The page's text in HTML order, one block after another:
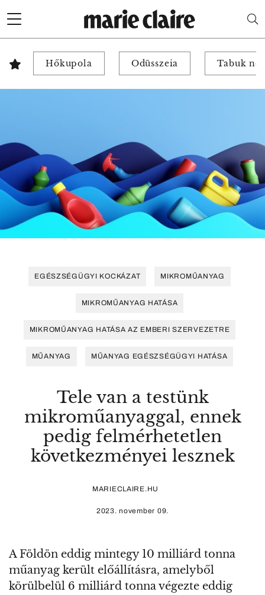
Hőkupola Odüsszeia Tabuk
EGÉSZSÉGÜGYI KOCKÁZAT MIKROMŰANYAG
MIKROMŰANYAG HATÁSA
MIKROMŰANYAG HATÁSA AZ EMBERI SZERVEZETRE
MŰANYAG MŰANYAG EGÉSZSÉGÜGYI HATÁSA
Tele van a testünk
mikroműanyaggal, ennek
pedig felmérhetetlen
következményei lesznek
MARIECLAIRE.HU
2023. november 09.
A Földön eddig mintegy 10 milliárd tonna
műanyag került előállításra, amelyből
körülbelül 6 milliárd tonna végezte eddig